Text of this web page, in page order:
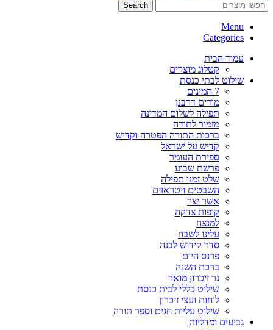
Search
Menu
Categories
עמוד הבית
קטלוג מוצרים
שילוט לבתי כנסת
7 המינים
מודים דרבנן
תפילה לשלום המדינה
מזמור לתודה
ברכות התורה הפטרה וקדיש
קדיש על ישראל
ספירת העומר
פרשת שבוע
שלט זמני תפילה
השבטים ויטראזים
אשר יצר
קופות צדקה
למנצח
עלינו לשבח
סדר קידוש לבנה
פרנס היום
ברכת השנה
נר זיכרון מואר
שילוט כללי לבית כנסת
לוחות ועצי זיכרון
שילוט עליות חגים וספר תורה
גביעים ומדליות